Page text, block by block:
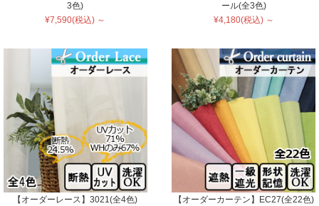
3色)
¥7,590(税込) ～
ール(全3色)
¥4,180(税込) ～
【オーダーレース】3021(全4色)
【オーダーカーテン】EC27(全22色)